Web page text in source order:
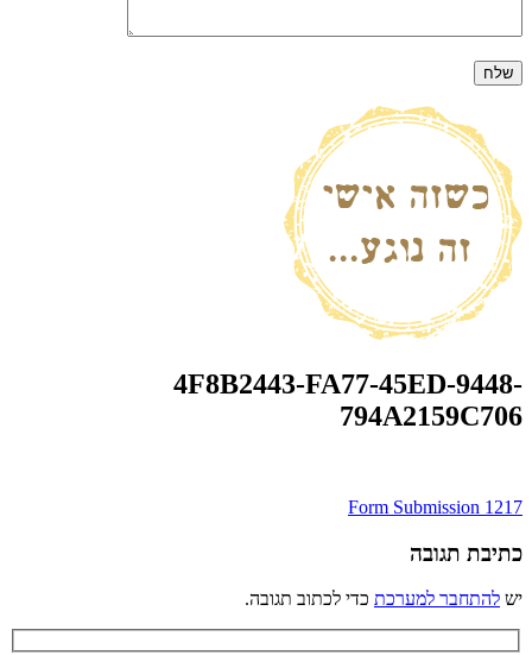
4F8B2443-FA77-45ED-9448-
794A2159C706
ניווט
Form Submission 1217
כתיבת תגובה
יש להתחבר למערכת כדי לכתוב תגובה.